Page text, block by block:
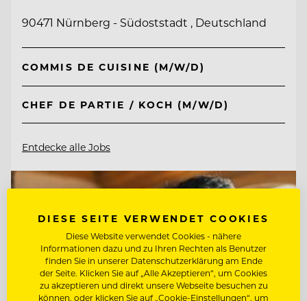
90471 Nürnberg - Südoststadt , Deutschland
COMMIS DE CUISINE (M/W/D)
CHEF DE PARTIE / KOCH (M/W/D)
Entdecke alle Jobs
DIESE SEITE VERWENDET COOKIES
Diese Website verwendet Cookies - nähere
Informationen dazu und zu Ihren Rechten als Benutzer
finden Sie in unserer Datenschutzerklärung am Ende
der Seite. Klicken Sie auf „Alle Akzeptieren“, um Cookies
zu akzeptieren und direkt unsere Webseite besuchen zu
können, oder klicken Sie auf „Cookie-Einstellungen“, um